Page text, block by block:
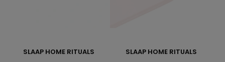
SLAAP HOME RITUALS SLAAP HOME RITUALS